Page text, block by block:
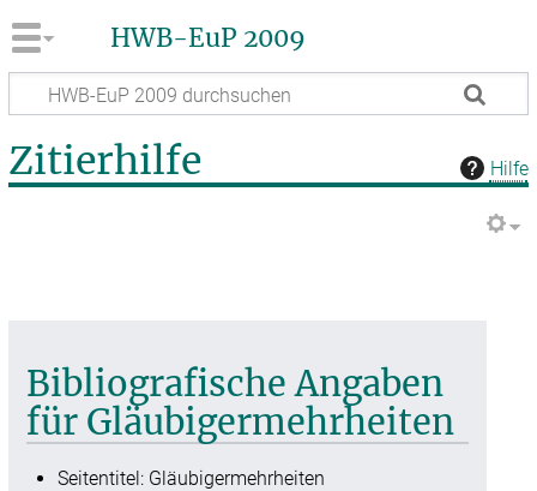
HWB-EuP 2009
Hilfe
Zitierhilfe
Bibliografische Angaben
für Gläubigermehrheiten
Seitentitel: Gläubigermehrheiten